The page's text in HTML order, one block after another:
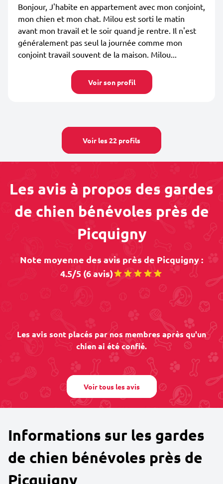
Bonjour, J'habite en appartement avec mon conjoint,
mon chien et mon chat. Milou est sorti le matin
avant mon travail et le soir quand je rentre. Il n'est
généralement pas seul la journée comme mon
conjoint travail souvent de la maison. Milou...
Voir son profil
Voir les 22 profils
Les avis à propos des gardes
de chien bénévoles près de
Picquigny
Note moyenne des avis près de Picquigny :
4.5/5 (6 avis)
Les avis sont placés par nos membres après qu'un
chien ai été confié.
Voir tous les avis
Informations sur les gardes
de chien bénévoles près de
Picquigny